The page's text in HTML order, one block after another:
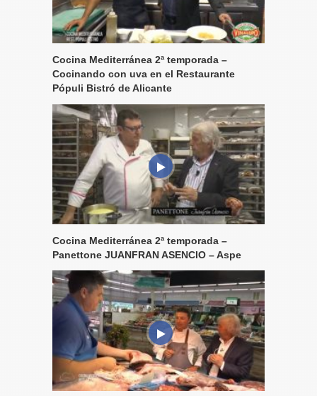
Cocina Mediterránea 2ª temporada –
Cocinando con uva en el Restaurante
Pópuli Bistró de Alicante
Cocina Mediterránea 2ª temporada –
Panettone JUANFRAN ASENCIO – Aspe